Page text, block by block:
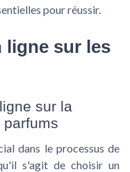
pour réussir.
ligne sur les
sur la
dans le processus de
s'agit de choisir un